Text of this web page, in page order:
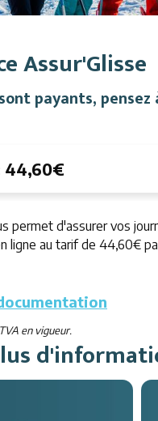
Assur'Glisse
payants, pensez
44,60€
permet d'assurer vos
ligne au tarif de 44,60€
en vigueur.